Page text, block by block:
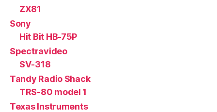
ZX81
Sony
Hit Bit HB-75P
Spectravideo
SV-318
Tandy Radio Shack
TRS-80 model 1
Texas Instruments